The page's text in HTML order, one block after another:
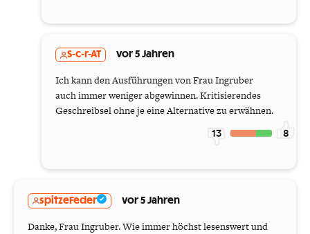
S-c-r-AT vor 5 Jahren
Ich kann den Ausführungen von Frau Ingruber
auch immer weniger abgewinnen. Kritisierendes
Geschreibsel ohne je eine Alternative zu erwähnen.
13 8
spitzeFeder vor 5 Jahren
Danke, Frau Ingruber. Wie immer höchst lesenswert und